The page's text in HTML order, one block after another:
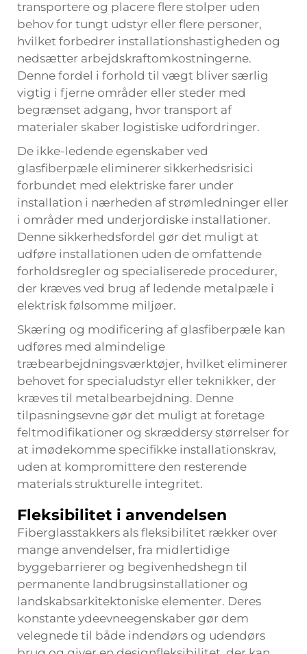
transportere og placere flere stolper uden
behov for tungt udstyr eller flere personer,
hvilket forbedrer installationshastigheden og
nedsætter arbejdskraftomkostningerne.
Denne fordel i forhold til vægt bliver særlig
vigtig i fjerne områder eller steder med
begrænset adgang, hvor transport af
materialer skaber logistiske udfordringer.
De ikke-ledende egenskaber ved
glasfiberpæle eliminerer sikkerhedsrisici
forbundet med elektriske farer under
installation i nærheden af strømledninger eller
i områder med underjordiske installationer.
Denne sikkerhedsfordel gør det muligt at
udføre installationen uden de omfattende
forholdsregler og specialiserede procedurer,
der kræves ved brug af ledende metalpæle i
elektrisk følsomme miljøer.
Skæring og modificering af glasfiberpæle kan
udføres med almindelige
træbearbejdningsværktøjer, hvilket eliminerer
behovet for specialudstyr eller teknikker, der
kræves til metalbearbejdning. Denne
tilpasningsevne gør det muligt at foretage
feltmodifikationer og skræddersy størrelser for
at imødekomme specifikke installationskrav,
uden at kompromittere den resterende
materials strukturelle integritet.
Fleksibilitet i anvendelsen
Fiberglasstakkers als fleksibilitet rækker over
mange anvendelser, fra midlertidige
byggebarrierer og begivenhedshegn til
permanente landbrugsinstallationer og
landskabsarkitektoniske elementer. Deres
konstante ydeevneegenskaber gør dem
velegnede til både indendørs og udendørs